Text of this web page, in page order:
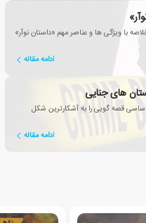
در این مطلب قصد داریم به شکل خلاصه با ویژگی ها و عناصر مهم «داستان نوآر»
ادامه مقاله
های جنایی
قصه گویی را به آشکارترین شکل
ادامه مقاله